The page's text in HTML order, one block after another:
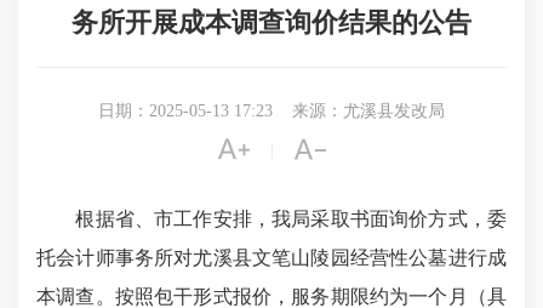
务所开展成本调查询价结果的公告
日期：2025-05-13 17:23 来源：尤溪县发改局
 
根据省、市工作安排，我局采取书面询价方式，委
托会计师事务所对尤溪县文笔山陵园经营性公墓进行成
本调查。按照包干形式报价，服务期限约为一个月（具